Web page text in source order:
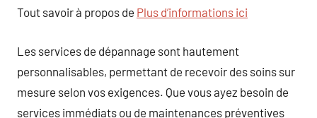
Tout savoir à propos de Plus d’informations ici
Les services de dépannage sont hautement
personnalisables, permettant de recevoir des soins sur
mesure selon vos exigences. Que vous ayez besoin de
services immédiats ou de maintenances préventives